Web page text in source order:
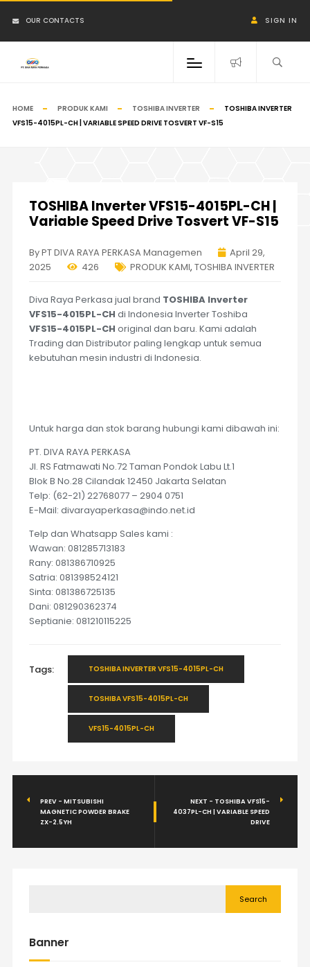
OUR CONTACTS SIGN IN
HOME PRODUK KAMI TOSHIBA INVERTER
TOSHIBA INVERTER
VFS15-4015PL-CH | VARIABLE SPEED DRIVE TOSVERT VF-S15
TOSHIBA Inverter VFS15-4015PL-CH |
Variable Speed Drive Tosvert VF-S15
By PT DIVA RAYA PERKASA Managemen
April 29,
2025
426 PRODUK KAMI, TOSHIBA INVERTER
Diva Raya Perkasa jual brand TOSHIBA Inverter
VFS15-4015PL-CH di Indonesia Inverter Toshiba
VFS15-4015PL-CH original dan baru. Kami adalah
Trading dan Distributor paling lengkap untuk semua
kebutuhan mesin industri di Indonesia.
Untuk harga dan stok barang hubungi kami dibawah ini:
PT. DIVA RAYA PERKASA
Jl. RS Fatmawati No.72 Taman Pondok Labu Lt.1
Blok B No.28 Cilandak 12450 Jakarta Selatan
Telp: (62-21) 22768077 – 2904 0751
E-Mail: divarayaperkasa@indo.net.id
Telp dan Whatsapp Sales kami :
Wawan: 081285713183
Rany: 081386710925
Satria: 081398524121
Sinta: 081386725135
Dani: 081290362374
Septianie: 081210115225
Tags: TOSHIBA INVERTER VFS15-4015PL-CH
TOSHIBA VFS15-4015PL-CH
VFS15-4015PL-CH
PREV - MITSUBISHI
MAGNETIC POWDER BRAKE
ZX-2.5YH
NEXT - TOSHIBA VFS15-
4037PL-CH | VARIABLE SPEED
DRIVE
Search
Banner